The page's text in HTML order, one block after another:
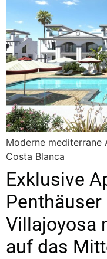
Moderne mediterrane
Costa Blanca
Exklusive
Villajoyosa
auf das